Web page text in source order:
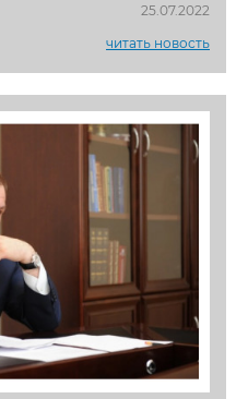
25.07.2022
читать новость